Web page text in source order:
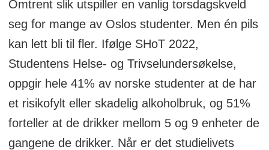
Omtrent slik utspiller en vanlig torsdagskveld
seg for mange av Oslos studenter. Men én pils
kan lett bli til fler. Ifølge SHoT 2022,
Studentens Helse- og Trivselundersøkelse,
oppgir hele 41% av norske studenter at de har
et risikofylt eller skadelig alkoholbruk, og 51%
forteller at de drikker mellom 5 og 9 enheter de
gangene de drikker. Når er det studielivets